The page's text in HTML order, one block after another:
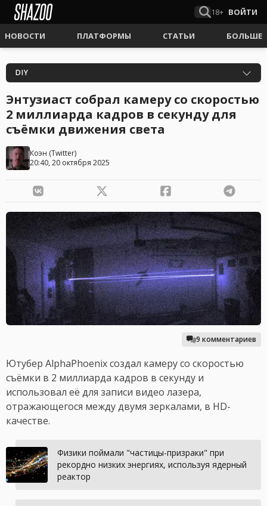
18+ ВОЙТИ
НОВОСТИ ПЛАТФОРМЫ СТАТЬИ БОЛЬШЕ
DIY
Энтузиаст собрал камеру со скоростью
2 миллиарда кадров в секунду для
съёмки движения света
Коэн (Twitter)
20:40, 20 октября 2025
9 комментариев
Ютубер AlphaPhoenix создал камеру со скоростью
съёмки в 2 миллиарда кадров в секунду и
использовал её для записи видео лазера,
отражающегося между двумя зеркалами, в HD-
качестве.
Физики поймали "частицы-призраки" при
рекордно низких энергиях, используя ядерный
реактор